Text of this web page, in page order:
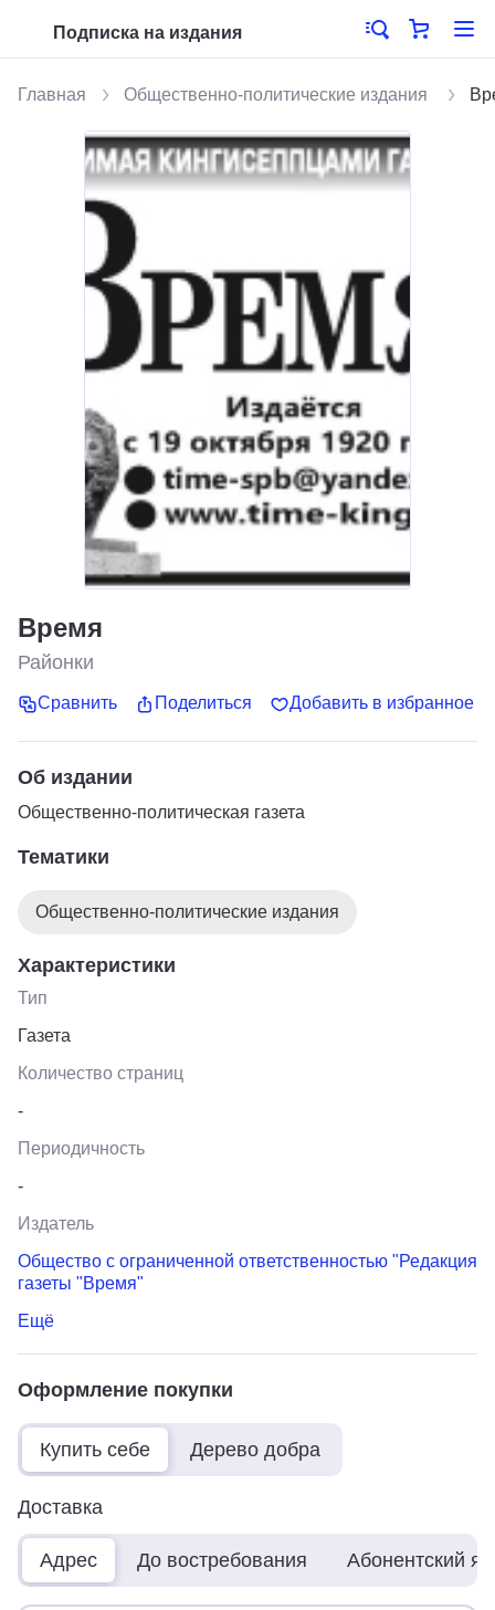
Подписка на издания
Главная Общественно-политические издания
Время
Районки
Сравнить Поделиться Добавить в избранное
Об издании
Общественно-политическая газета
Тематики
Общественно-политические издания
Характеристики
Тип
Газета
Количество страниц
-
Периодичность
-
Издатель
Общество с ограниченной ответственностью "Редакция
газеты "Время"
Ещё
Оформление покупки
Купить себе Дерево добра
Доставка
Адрес До востребования Абонентский